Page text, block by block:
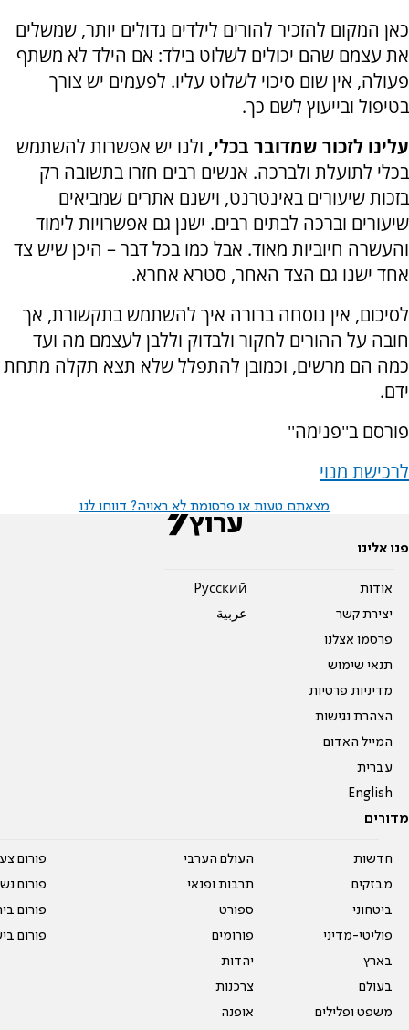
כאן המקום להזכיר להורים לילדים גדולים יותר, שמשלים
את עצמם שהם יכולים לשלוט בילד: אם הילד לא משתף
פעולה, אין שום סיכוי לשלוט עליו. לפעמים יש צורך
בטיפול ובייעוץ לשם כך.
עלינו לזכור שמדובר בכלי, ולנו יש אפשרות להשתמש
בכלי לתועלת ולברכה. אנשים רבים חזרו בתשובה רק
בזכות שיעורים באינטרנט, וישנם אתרים שמביאים
שיעורים וברכה לבתים רבים. ישנן גם אפשרויות לימוד
והעשרה חיוביות מאוד. אבל כמו בכל דבר – היכן שיש צד
אחד ישנו גם הצד האחר, סטרא אחרא.
לסיכום, אין נוסחה ברורה איך להשתמש בתקשורת, אך
חובה על ההורים לחקור ולבדוק וללבן לעצמם מה ועד
כמה הם מרשים, וכמובן להתפלל שלא תצא תקלה מתחת
ידם.
פורסם ב''פנימה''
לרכישת מנוי
מצאתם טעות או פרסומת לא ראויה? דווחו לנו
פנו אלינו
אודות
יצירת קשר
פרסמו אצלנו
תנאי שימוש
מדיניות פרטיות
הצהרת נגישות
המייל האדום
עברית
English
Pусский
عربية
מדורים
חדשות
מבזקים
ביטחוני
פוליטי-מדיני
בארץ
בעולם
משפט ופלילים
העולם הערבי
תרבות ופנאי
ספורט
פורומים
יהדות
צרכנות
אופנה
פורום
פורום
פורום
פורום